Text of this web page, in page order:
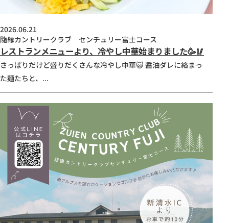
2026.06.21
隨縁カントリークラブ センチュリー富士コース
レストランメニューより、冷やし中華始まりました🥳🥢
さっぱりだけど盛りだくさんな冷やし中華😺 醤油ダレに絡まっ
た麺たちと、...